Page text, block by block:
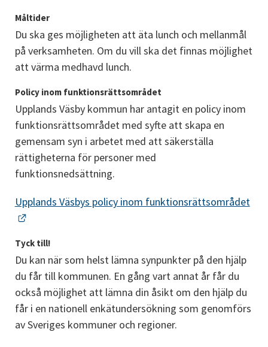
Måltider
Du ska ges möjligheten att äta lunch och mellanmål
på verksamheten. Om du vill ska det finnas möjlighet
att värma medhavd lunch.
Policy inom funktionsrättsområdet
Upplands Väsby kommun har antagit en policy inom
funktionsrättsområdet med syfte att skapa en
gemensam syn i arbetet med att säkerställa
rättigheterna för personer med
funktionsnedsättning.
Upplands Väsbys policy inom funktionsrättsområdet
Länk till annan webbplats.
Tyck till!
Du kan när som helst lämna synpunkter på den hjälp
du får till kommunen. En gång vart annat år får du
också möjlighet att lämna din åsikt om den hjälp du
får i en nationell enkätundersökning som genomförs
av Sveriges kommuner och regioner.